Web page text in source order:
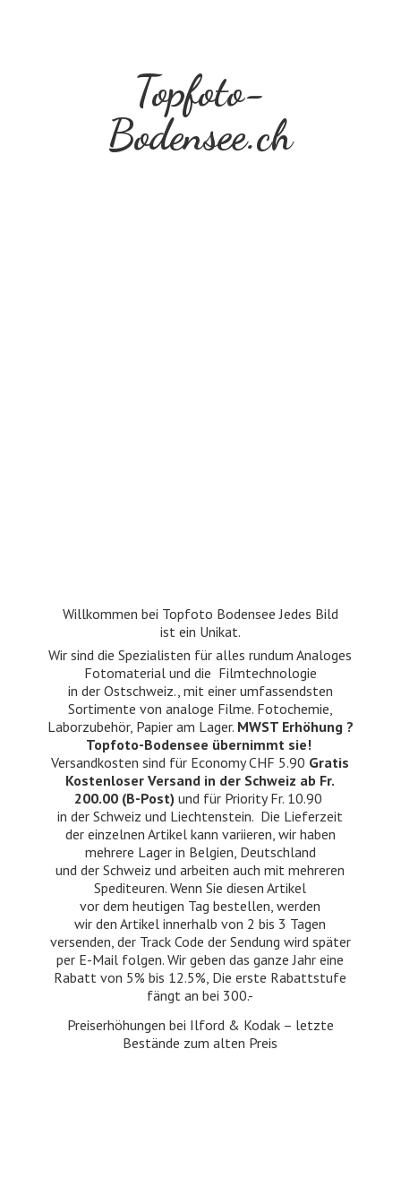
Topfoto-
Bodensee.ch
Willkommen bei Topfoto Bodensee Jedes Bild
ist ein Unikat.
Wir sind die Spezialisten für alles rundum Analoges
Fotomaterial und die Filmtechnologie
in der Ostschweiz., mit einer umfassendsten
Sortimente von analoge Filme. Fotochemie,
Laborzubehör, Papier am Lager. MWST Erhöhung ?
Topfoto-Bodensee übernimmt sie!
Versandkosten sind für Economy CHF 5.90 Gratis
Kostenloser Versand in der Schweiz ab Fr.
200.00 (B-Post) und für Priority Fr. 10.90
in der Schweiz und Liechtenstein. Die Lieferzeit
der einzelnen Artikel kann variieren, wir haben
mehrere Lager in Belgien, Deutschland
und der Schweiz und arbeiten auch mit mehreren
Spediteuren. Wenn Sie diesen Artikel
vor dem heutigen Tag bestellen, werden
wir den Artikel innerhalb von 2 bis 3 Tagen
versenden, der Track Code der Sendung wird später
per E-Mail folgen. Wir geben das ganze Jahr eine
Rabatt von 5% bis 12.5%, Die erste Rabattstufe
fängt an bei 300.-
Preiserhöhungen bei Ilford & Kodak – letzte
Bestände zumalten Preis